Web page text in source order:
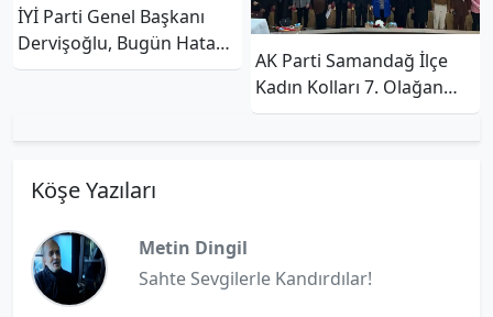
İYİ Parti Genel Başkanı
Dervişoğlu, Bugün Hatay’a
Geliyor
AK Parti Samandağ İlçe
Kadın Kolları 7. Olağan
Kongresi Yapıldı
Köşe Yazıları
Metin Dingil
Sahte Sevgilerle Kandırdılar!